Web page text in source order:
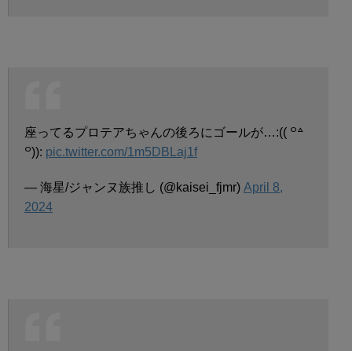
座ってるプロテアちゃんの後ろにゴールが…:(( ꒪꒫
꒪)): pic.twitter.com/1m5DBLaj1f
— 海星/ジャンヌ族推し (@kaisei_fjmr) April 8,
2024